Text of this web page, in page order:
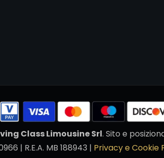
Class Limousine Srl. Sito e
| R.E.A. MB 188943 | Privacy e Cookie